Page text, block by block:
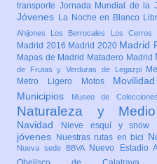
transporte Jornada Mundial de la
Jóvenes La Noche en Blanco
Ahijones
Los Berrocales Los Cerros
Madrid 2016 Madrid 2020 Madrid
Mapas de Madrid Matadero Madrid
de Frutas y Verduras de Legazpi
Metro Ligero Motos
Municipios Museo de
Naturaleza y
Navidad Nieve esquí y snow
jóvenes
Nuestras rutas en bici
Nueva sede BBVA
Nuevo Estadio